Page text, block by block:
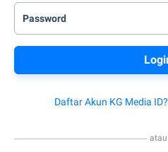
Password
Daftar Akun KG Media ID?
atau